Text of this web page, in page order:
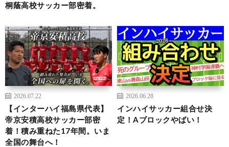
桐蔭高校サッカー部密着。
2026.07.22
【インターハイ福島県代表】
帝京安積高校サッカー部密
着！積み重ねた17年間。いま
全国の舞台へ！
2026.06.28
インハイサッカー組合せ決
定！Aブロックやばい！